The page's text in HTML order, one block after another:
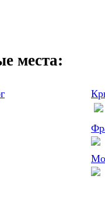
места: